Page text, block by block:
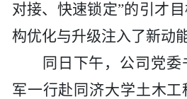
对接、快速锁定”的引才
构优化与升级注入了新动能
同日下午，公司党
军一行赴同济大学土木